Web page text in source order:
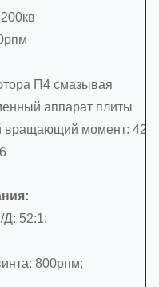
П4 смазывая
аппарат плиты
вращающий момент:
Д: 52:1;
800рпм;